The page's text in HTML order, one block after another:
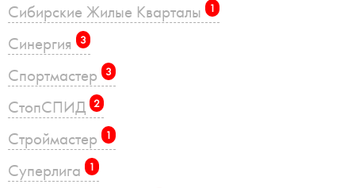
Сибирские Жилые Кварталы 1
Синергия 3
Спортмастер 3
СтопСПИД 2
Строймастер 1
Суперлига 1